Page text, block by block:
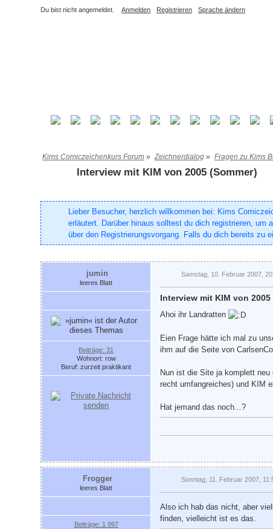
Du bist nicht angemeldet. Anmelden Registrieren Sprache ändern
Kims Comiczeichenkurs Forum » Zeichnerdialog » Fragen zu Kims
Interview mit KIM von 2005 (Sommer)
Lieber Besucher, herzlich willkommen bei: Kims
erläutert. Darüber hinaus solltest du dich registrieren,
über den Registrierungsvorgang. Falls du dich bereits zu
jumin
leeres Blatt
Beiträge: 31
Wohnort: row
Beruf: zurzeit praktikant
Samstag, 10. Februar 2007,
Interview mit KIM von 2005
Ahoi ihr Landratten
Eien Frage hätte ich mal zu
ihm auf die Seite von
Nun ist die Site ja komplett
recht umfangreiches) und KIM
Hat jemand das noch...?
Frogger
leeres Blatt
Beiträge: 1 997
Sonntag, 11. Februar 2007,
Also ich hab das nicht, aber
finden, vielleicht ist es das.